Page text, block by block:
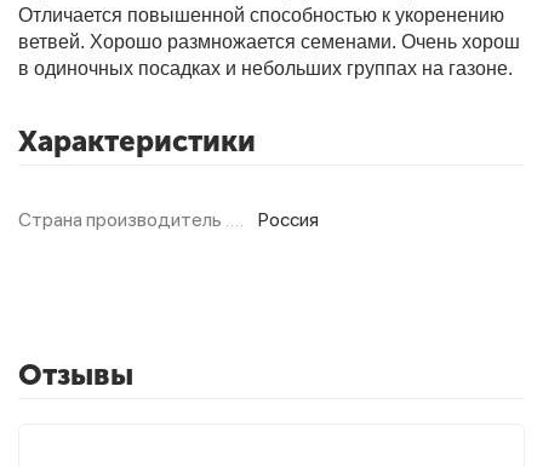
Отличается повышенной способностью к укоренению
ветвей. Хорошо размножается семенами. Очень хорош
в одиночных посадках и небольших группах на газоне.
Характеристики
Страна производитель Россия
Отзывы